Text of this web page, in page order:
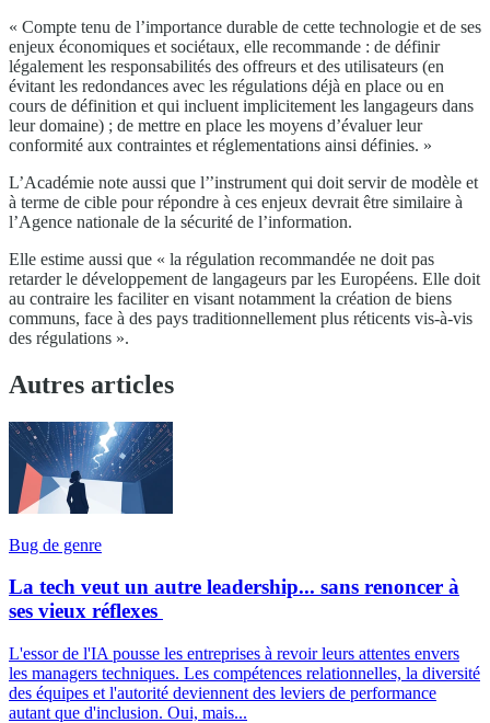
« Compte tenu de l’importance durable de cette technologie et de ses
enjeux économiques et sociétaux, elle recommande : de définir
légalement les responsabilités des offreurs et des utilisateurs (en
évitant les redondances avec les régulations déjà en place ou en
cours de définition et qui incluent implicitement les langageurs dans
leur domaine) ; de mettre en place les moyens d’évaluer leur
conformité aux contraintes et réglementations ainsi définies. »
L’Académie note aussi que l’’instrument qui doit servir de modèle et
à terme de cible pour répondre à ces enjeux devrait être similaire à
l’Agence nationale de la sécurité de l’information.
Elle estime aussi que « la régulation recommandée ne doit pas
retarder le développement de langageurs par les Européens. Elle doit
au contraire les faciliter en visant notamment la création de biens
communs, face à des pays traditionnellement plus réticents vis-à-vis
des régulations ».
Autres articles
Bug de genre
La tech veut un autre leadership... sans renoncer à
ses vieux réflexes
L'essor de l'IA pousse les entreprises à revoir leurs attentes envers
les managers techniques. Les compétences relationnelles, la diversité
des équipes et l'autorité deviennent des leviers de performance
autant que d'inclusion. Oui, mais...